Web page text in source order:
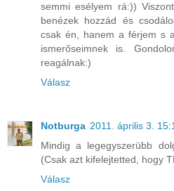
semmi esélyem rá:))
benézek hozzád és
csak én, hanem a férjem s
ismerőseimnek is.
reagálnak:)
Válasz
Notburga 2011. április 3.
Mindig a legegyszerübb
(Csak azt kifelejtetted, hogy
Válasz